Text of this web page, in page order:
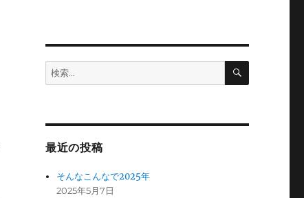
検
索:
検
最近の投稿
そんなこんなで2025年
2025年5月7日